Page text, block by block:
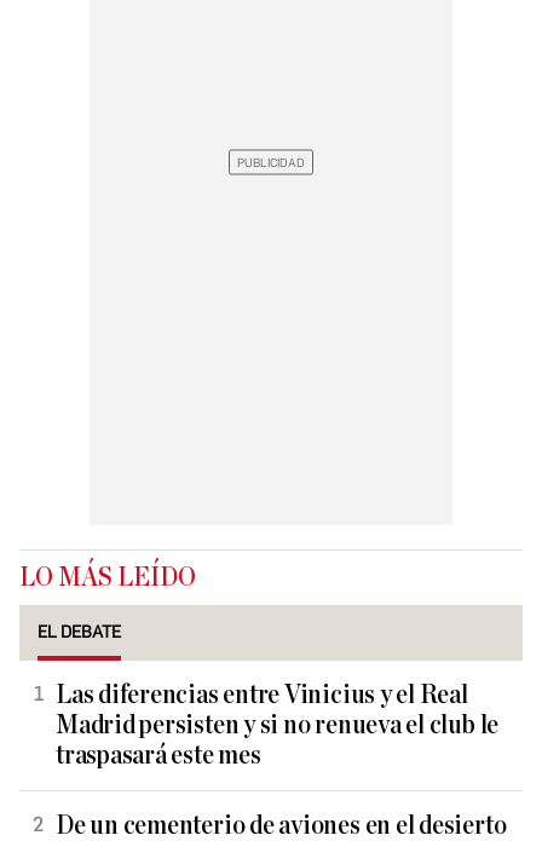
LO MÁS LEÍDO
EL DEBATE
Las diferencias entre Vinicius y el Real
Madrid persisten y si no renueva el club le
traspasará este mes
De un cementerio de aviones en el desierto